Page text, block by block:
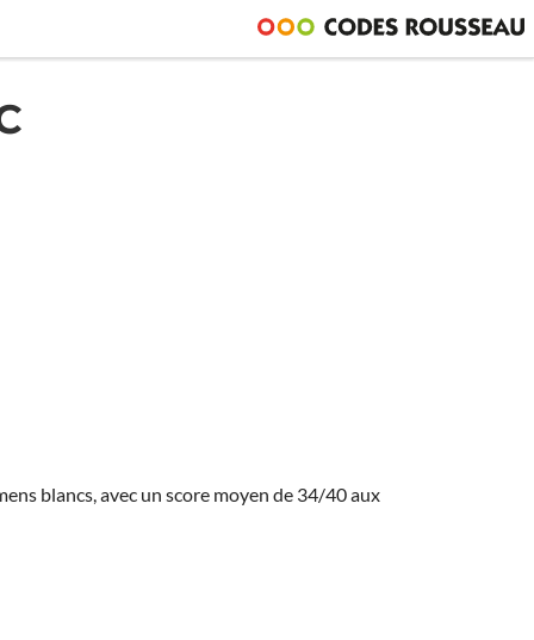
blancs, avec un score moyen de 34/40 aux